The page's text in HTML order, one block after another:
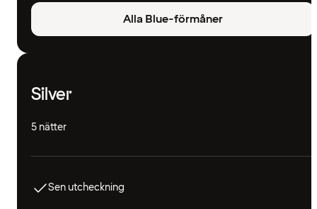
Alla Blue-förmåner
Silver
5 nätter
Sen utcheckning